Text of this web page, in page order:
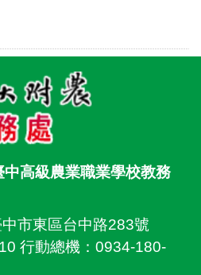
中高級農業職業學校教務
市東區台中路283號
行動總機：0934-180-